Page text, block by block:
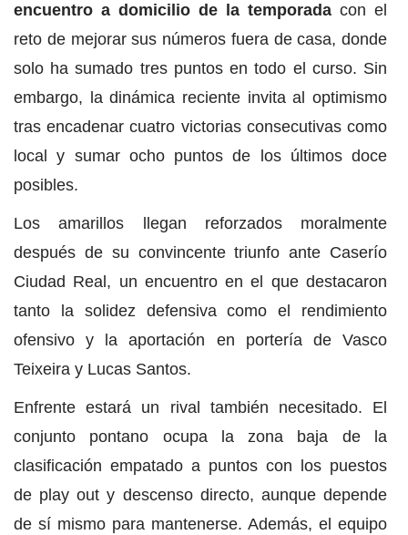
encuentro a domicilio de la temporada con el
reto de mejorar sus números fuera de casa, donde
solo ha sumado tres puntos en todo el curso. Sin
embargo, la dinámica reciente invita al optimismo
tras encadenar cuatro victorias consecutivas como
local y sumar ocho puntos de los últimos doce
posibles.
Los amarillos llegan reforzados moralmente
después de su convincente triunfo ante Caserío
Ciudad Real, un encuentro en el que destacaron
tanto la solidez defensiva como el rendimiento
ofensivo y la aportación en portería de Vasco
Teixeira y Lucas Santos.
Enfrente estará un rival también necesitado. El
conjunto pontano ocupa la zona baja de la
clasificación empatado a puntos con los puestos
de play out y descenso directo, aunque depende
de sí mismo para mantenerse. Además, el equipo